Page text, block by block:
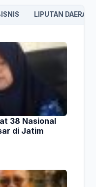
LIPUTAN DAERAH
38 Nasional
di Jatim